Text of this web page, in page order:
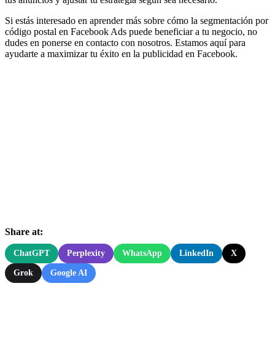
Si estás interesado en aprender más sobre cómo la segmentación por
código postal en Facebook Ads puede beneficiar a tu negocio, no
dudes en ponerse en contacto con nosotros. Estamos aquí para
ayudarte a maximizar tu éxito en la publicidad en Facebook.
Share at:
ChatGPT Perplexity WhatsApp LinkedIn X
Grok Google AI